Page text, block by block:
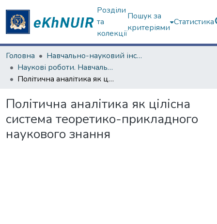
Розділи
та
колекції
Пошук за
критеріями
Статистика
Головна
Навчально-науковий інститут філософії, культурології, політології
Наукові роботи. Навчально-науковий інститут філософії, культурології, політології
Політична аналітика як цілісна система теоретико-прикладного наукового знання
Політична аналітика як цілісна
система теоретико-прикладного
наукового знання